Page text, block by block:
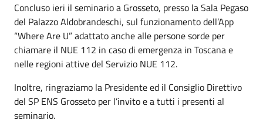
Concluso ieri il seminario a Grosseto, presso la Sala Pegaso
del Palazzo Aldobrandeschi, sul funzionamento dell’App
“Where Are U” adattato anche alle persone sorde per
chiamare il NUE 112 in caso di emergenza in Toscana e
nelle regioni attive del Servizio NUE 112.
Inoltre, ringraziamo la Presidente ed il Consiglio Direttivo
del SP ENS Grosseto per l’invito e a tutti i presenti al
seminario.